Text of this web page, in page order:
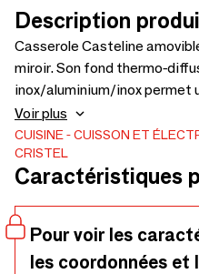
Description
Casserole Casteline
miroir. Son fond thermo-
inox/aluminium/inox permet
chaleur, répartie de manière
les anses et les poignées,
inestimable dans vos
aliment est préservé
casseroles : 16, 18 et 20cm.
18 et 20cm. Labellisée
Cert.6019453.
Voir plus
CUISINE CUISSON ET
CRISTEL
Caractéristiques
Pour voir les
les coordonnées et